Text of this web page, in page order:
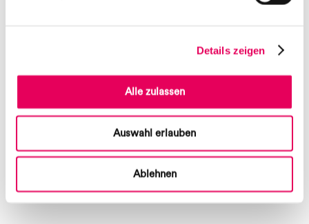
Details zeigen
Alle zulassen
Auswahl erlauben
Ablehnen